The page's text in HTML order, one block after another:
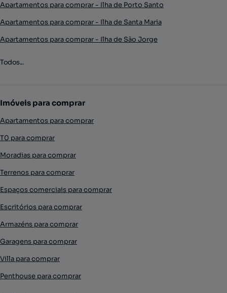
Apartamentos para comprar - Ilha de Porto Santo
Apartamentos para comprar - Ilha de Santa Maria
Apartamentos para comprar - Ilha de São Jorge
Todos...
Imóveis para comprar
Apartamentos para comprar
T0 para comprar
Moradias para comprar
Terrenos para comprar
Espaços comerciais para comprar
Escritórios para comprar
Armazéns para comprar
Garagens para comprar
Villa para comprar
Penthouse para comprar